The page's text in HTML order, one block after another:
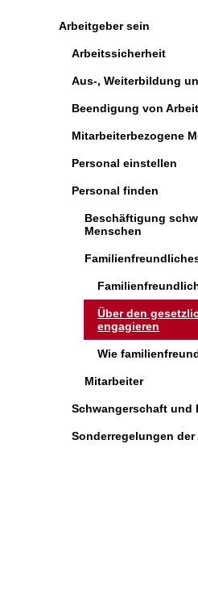
Arbeitgeber sein
Arbeitssicherheit
Aus-, Weiterbildung
Beendigung von
Mitarbeiterbezogene
Personal einstellen
Personal finden
Beschäftigung
Menschen
Über den
engagieren
Wie
Mitarbeiter
Schwangerschaft und
Sonderregelungen